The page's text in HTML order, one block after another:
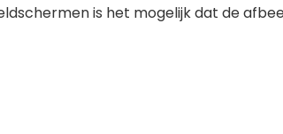
is het mogelijk dat de